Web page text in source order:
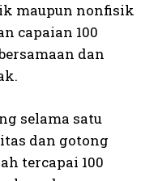
maupun nonfisik
capaian 100
dan
selama satu
dan gotong
tercapai 100